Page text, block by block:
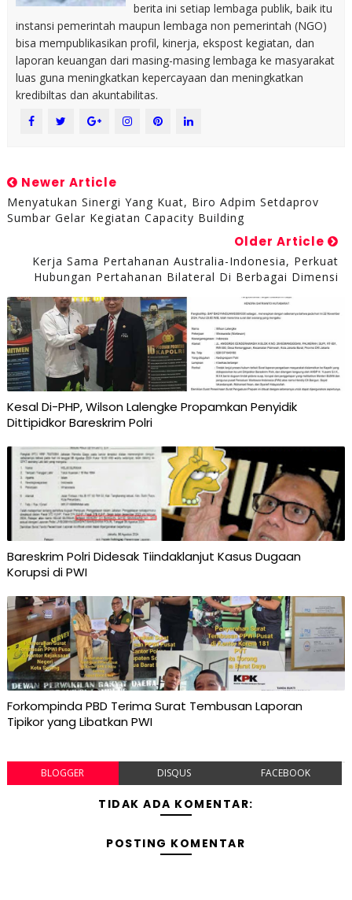
berita ini setiap lembaga publik, baik itu
instansi pemerintah maupun lembaga non pemerintah (NGO)
bisa mempublikasikan profil, kinerja, ekspost kegiatan, dan
laporan keuangan dari masing-masing lembaga ke masyarakat
luas guna meningkatkan kepercayaan dan meningkatkan
kredibiltas dan akuntabilitas.
Newer Article
Menyatukan Sinergi Yang Kuat, Biro Adpim Setdaprov
Sumbar Gelar Kegiatan Capacity Building
Older Article
Kerja Sama Pertahanan Australia-Indonesia, Perkuat
Hubungan Pertahanan Bilateral Di Berbagai Dimensi
Kesal Di-PHP, Wilson Lalengke Propamkan Penyidik
Dittipidkor Bareskrim Polri
Bareskrim Polri Didesak Tiindaklanjut Kasus Dugaan
Korupsi di PWI
Forkompinda PBD Terima Surat Tembusan Laporan
Tipikor yang Libatkan PWI
BLOGGER DISQUS FACEBOOK
TIDAK ADA KOMENTAR:
POSTING KOMENTAR